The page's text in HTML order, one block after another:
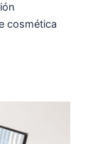
cosmética